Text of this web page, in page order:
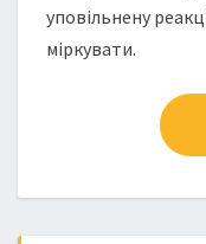
уповільнену
міркувати.